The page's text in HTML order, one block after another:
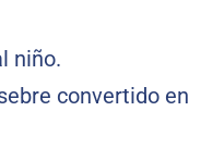
niño.
convertido en